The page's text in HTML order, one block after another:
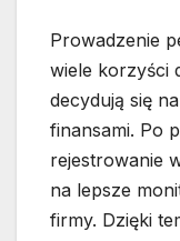
Prowadzenie
wiele korzyści
decydują się
finansami. Po
rejestrowanie
na lepsze
firmy. Dzięki